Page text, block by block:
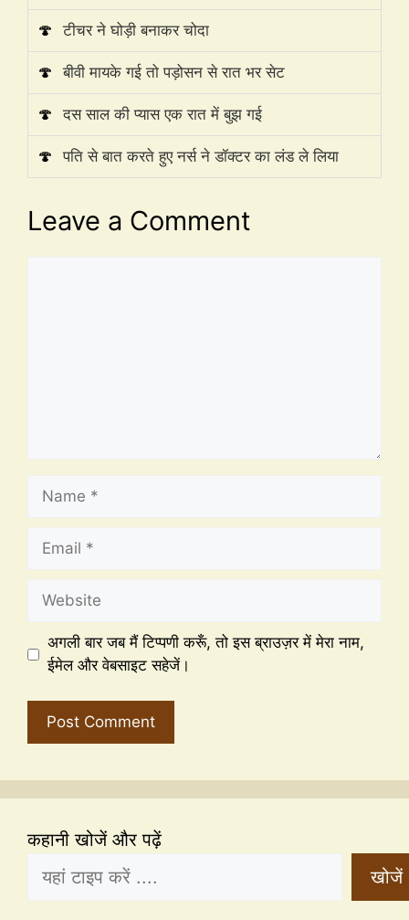
🍄 टीचर ने घोड़ी बनाकर चोदा
🍄 बीवी मायके गई तो पड़ोसन से रात भर सेट
🍄 दस साल की प्यास एक रात में बुझ गई
🍄 पति से बात करते हुए नर्स ने डॉक्टर का लंड ले लिया
Leave a Comment
अगली बार जब मैं टिप्पणी करूँ, तो इस ब्राउज़र में मेरा नाम,
ईमेल और वेबसाइट सहेजें।
कहानी खोजें और पढ़ें
खोजें